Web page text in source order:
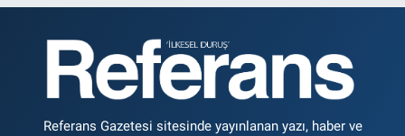
Referans Gazetesi sitesinde yayınlanan yazı, haber ve